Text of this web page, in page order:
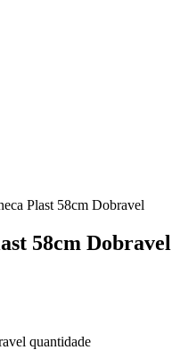
Plast 58cm Dobravel
58cm Dobravel
quantidade